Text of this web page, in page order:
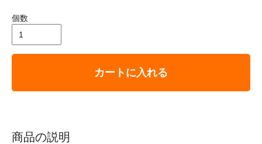
個数
カートに入れる
商品の説明